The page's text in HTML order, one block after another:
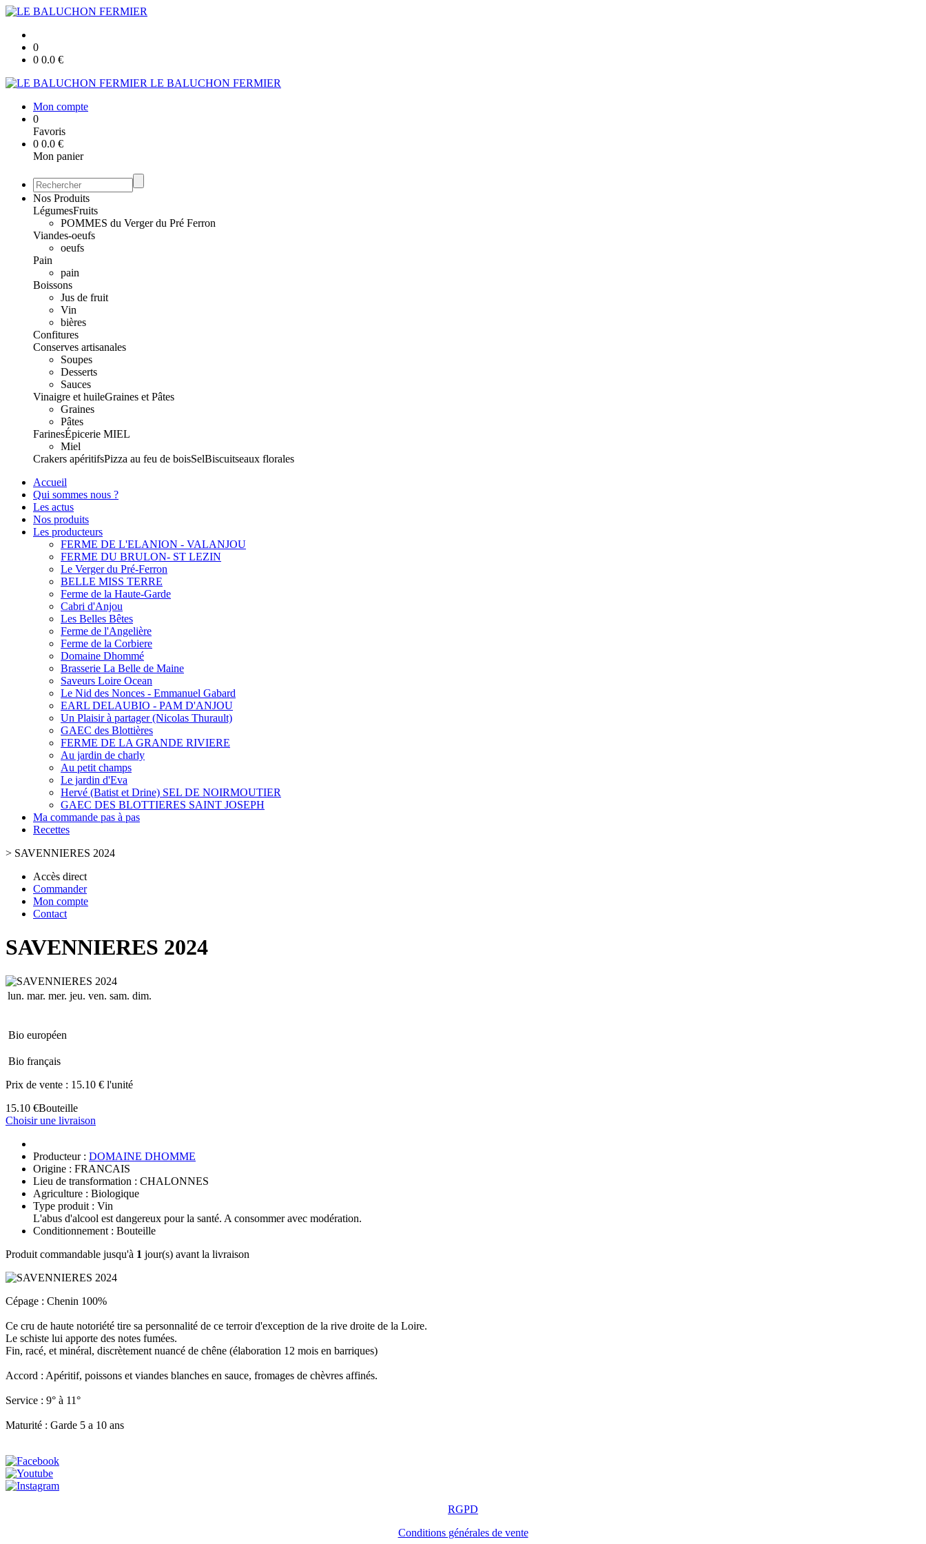
0
0 0.0 €
LE BALUCHON FERMIER
Mon compte
0
Favoris
0 0.0 €
Mon panier
Nos Produits
LégumesFruits
POMMES du Verger du Pré Ferron
Viandes-oeufs
oeufs
Pain
pain
Boissons
Jus de fruit
Vin
bières
Confitures
Conserves artisanales
Soupes
Desserts
Sauces
Vinaigre et huileGraines et Pâtes
Graines
Pâtes
FarinesÉpicerie MIEL
Miel
Crakers apéritifsPizza au feu de boisSelBiscuitseaux florales
Accueil
Qui sommes nous ?
Les actus
Nos produits
Les producteurs
FERME DE L'ELANION - VALANJOU
FERME DU BRULON- ST LEZIN
Le Verger du Pré-Ferron
BELLE MISS TERRE
Ferme de la Haute-Garde
Cabri d'Anjou
Les Belles Bêtes
Ferme de l'Angelière
Ferme de la Corbiere
Domaine Dhommé
Brasserie La Belle de Maine
Saveurs Loire Ocean
Le Nid des Nonces - Emmanuel Gabard
EARL DELAUBIO - PAM D'ANJOU
Un Plaisir à partager (Nicolas Thurault)
GAEC des Blottières
FERME DE LA GRANDE RIVIERE
Au jardin de charly
Au petit champs
Le jardin d'Eva
Hervé (Batist et Drine) SEL DE NOIRMOUTIER
GAEC DES BLOTTIERES SAINT JOSEPH
Ma commande pas à pas
Recettes
> SAVENNIERES 2024
Accès direct
Commander
Mon compte
Contact
SAVENNIERES 2024
lun. mar. mer. jeu. ven. sam. dim.
Bio européen
Bio français
Prix de vente : 15.10 € l'unité
15.10 €Bouteille
Choisir une livraison
Producteur : DOMAINE DHOMME
Origine : FRANCAIS
Lieu de transformation : CHALONNES
Agriculture : Biologique
Type produit : Vin
L'abus d'alcool est dangereux pour la santé. A consommer avec modération.
Conditionnement : Bouteille
Produit commandable jusqu'à 1 jour(s) avant la livraison
Cépage : Chenin 100%
Ce cru de haute notoriété tire sa personnalité de ce terroir d'exception de la rive droite de la Loire.
Le schiste lui apporte des notes fumées.
Fin, racé, et minéral, discrètement nuancé de chêne (élaboration 12 mois en barriques)
Accord : Apéritif, poissons et viandes blanches en sauce, fromages de chèvres affinés.
Service : 9° à 11°
Maturité : Garde 5 a 10 ans
RGPD
Conditions générales de vente